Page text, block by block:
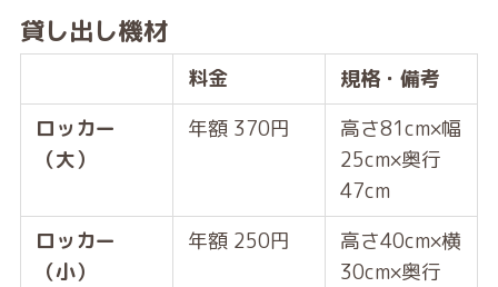
貸し出し機材
料金
規格・備考
ロッカー
（大）
年額 370円
高さ81cm×幅
25cm×奥行
47cm
ロッカー
（小）
年額 250円
高さ40cm×横
30cm×奥行